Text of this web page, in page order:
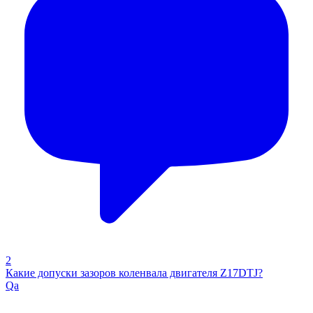
2
Какие допуски зазоров коленвала двигателя Z17DTJ?
Qa